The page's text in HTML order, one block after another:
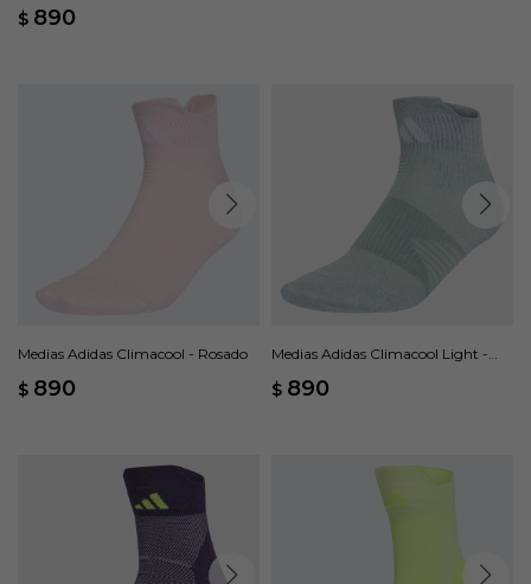
$ 890
Medias Adidas Climacool - Rosado
$ 890
Medias Adidas Climacool Light -
$ 890